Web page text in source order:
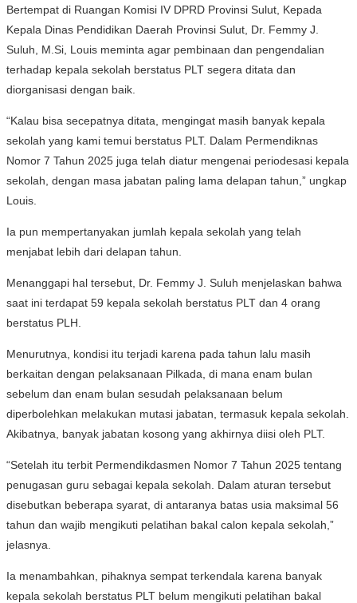
Bertempat di Ruangan Komisi IV DPRD Provinsi Sulut, Kepada
Kepala Dinas Pendidikan Daerah Provinsi Sulut, Dr. Femmy J.
Suluh, M.Si, Louis meminta agar pembinaan dan pengendalian
terhadap kepala sekolah berstatus PLT segera ditata dan
diorganisasi dengan baik.
“Kalau bisa secepatnya ditata, mengingat masih banyak kepala
sekolah yang kami temui berstatus PLT. Dalam Permendiknas
Nomor 7 Tahun 2025 juga telah diatur mengenai periodesasi kepala
sekolah, dengan masa jabatan paling lama delapan tahun,” ungkap
Louis.
Ia pun mempertanyakan jumlah kepala sekolah yang telah
menjabat lebih dari delapan tahun.
Menanggapi hal tersebut, Dr. Femmy J. Suluh menjelaskan bahwa
saat ini terdapat 59 kepala sekolah berstatus PLT dan 4 orang
berstatus PLH.
Menurutnya, kondisi itu terjadi karena pada tahun lalu masih
berkaitan dengan pelaksanaan Pilkada, di mana enam bulan
sebelum dan enam bulan sesudah pelaksanaan belum
diperbolehkan melakukan mutasi jabatan, termasuk kepala sekolah.
Akibatnya, banyak jabatan kosong yang akhirnya diisi oleh PLT.
“Setelah itu terbit Permendikdasmen Nomor 7 Tahun 2025 tentang
penugasan guru sebagai kepala sekolah. Dalam aturan tersebut
disebutkan beberapa syarat, di antaranya batas usia maksimal 56
tahun dan wajib mengikuti pelatihan bakal calon kepala sekolah,”
jelasnya.
Ia menambahkan, pihaknya sempat terkendala karena banyak
kepala sekolah berstatus PLT belum mengikuti pelatihan bakal